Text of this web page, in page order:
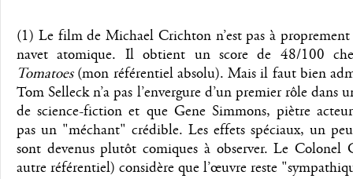
(1) Le film de Michael Crichton n’est pas à
navet atomique. Il obtient un score de 48/100
Tomatoes(mon référentiel absolu). Mais il faut bien
Tom Selleck n’a pas l’envergure d’un premier rôle dans
de science-fiction et que Gene Simmons, piètre
pas un "méchant" crédible. Les effets spéciaux, un
sont devenus plutôt comiques à observer. Le Colonel
autre référentiel) considère que l’œuvre reste